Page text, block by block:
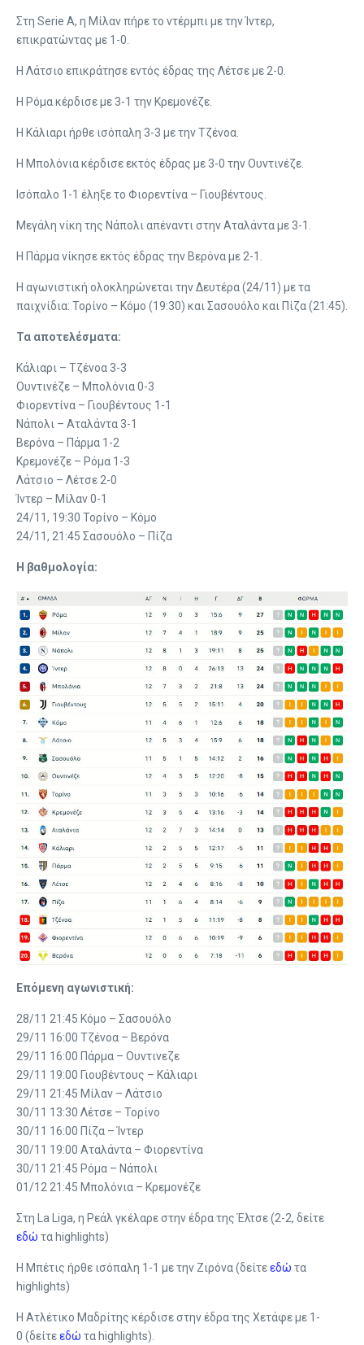
Στη Serie A, η Μίλαν πήρε το ντέρμπι με την Ίντερ,
επικρατώντας με 1-0.
Η Λάτσιο επικράτησε εντός έδρας της Λέτσε με 2-0.
Η Ρόμα κέρδισε με 3-1 την Κρεμονέζε.
Η Κάλιαρι ήρθε ισόπαλη 3-3 με την Τζένοα.
Η Μπολόνια κέρδισε εκτός έδρας με 3-0 την Ουντινέζε.
Ισόπαλο 1-1 έληξε το Φιορεντίνα – Γιουβέντους.
Μεγάλη νίκη της Νάπολι απέναντι στην Αταλάντα με 3-1.
Η Πάρμα νίκησε εκτός έδρας την Βερόνα με 2-1.
Η αγωνιστική ολοκληρώνεται την Δευτέρα (24/11) με τα
παιχνίδια: Τορίνο – Κόμο (19:30) και Σασουόλο και Πίζα (21:45).
Τα αποτελέσματα:
Κάλιαρι – Τζένοα 3-3
Ουντινέζε – Μπολόνια 0-3
Φιορεντίνα – Γιουβέντους 1-1
Νάπολι – Αταλάντα 3-1
Βερόνα – Πάρμα 1-2
Κρεμονέζε – Ρόμα 1-3
Λάτσιο – Λέτσε 2-0
Ίντερ – Μίλαν 0-1
24/11, 19:30 Τορίνο – Κόμο
24/11, 21:45 Σασουόλο – Πίζα
Η βαθμολογία:
Επόμενη αγωνιστική:
28/11 21:45 Κόμο – Σασουόλο
29/11 16:00 Τζένοα – Βερόνα
29/11 16:00 Πάρμα – Ουντινεζε
29/11 19:00 Γιουβέντους – Κάλιαρι
29/11 21:45 Μίλαν – Λάτσιο
30/11 13:30 Λέτσε – Τορίνο
30/11 16:00 Πίζα – Ίντερ
30/11 19:00 Αταλάντα – Φιορεντίνα
30/11 21:45 Ρόμα – Νάπολι
01/12 21:45 Μπολόνια – Κρεμονέζε
Στη La Liga, η Ρεάλ γκέλαρε στην έδρα της Έλτσε (2-2, δείτε
εδώ τα highlights)
Η Μπέτις ήρθε ισόπαλη 1-1 με την Ζιρόνα (δείτεεδώ τα
highlights)
Η Ατλέτικο Μαδρίτης κέρδισε στην έδρα της Χετάφε με 1-
0 (δείτεεδώ τα highlights).